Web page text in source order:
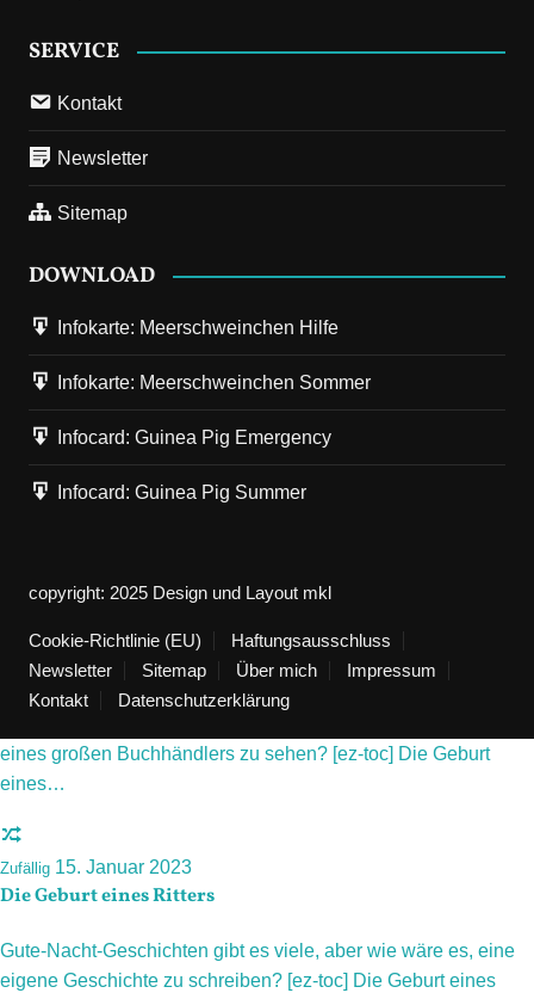
SERVICE
Kontakt
Newsletter
Sitemap
DOWNLOAD
Infokarte: Meerschweinchen Hilfe
Infokarte: Meerschweinchen Sommer
Infocard: Guinea Pig Emergency
Infocard: Guinea Pig Summer
copyright: 2025 Design und Layout mkl
Cookie-Richtlinie (EU)
Haftungsausschluss
Newsletter
Sitemap Über mich
Impressum
Kontakt
Datenschutzerklärung
Next 3. März 2023
Galerie: Die Burgruine Hardenberg
Was ist es, was uns zu verfallenen Ruinen zieht? Worin liegt
Vorherige 23. Januar 2023
Die Geburt eines Autors
eines großen Buchhändlers zu sehen? [ez-toc] Die Geburt
eines…
Zufällig 15. Januar 2023
Die Geburt eines Ritters
Gute-Nacht-Geschichten gibt es viele, aber wie wäre es, eine
eigene Geschichte zu schreiben? [ez-toc] Die Geburt eines